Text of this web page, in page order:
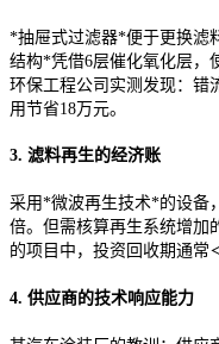
*抽屉式过滤器*便于更换滤
结构*凭借6层催化氧化层，
环保工程公司实测发现：错
用节省18万元。
3. 滤料再生的经济账
采用*微波再生技术*的设备
倍。但需核算再生系统增加
的项目中，投资回收期通常
4. 供应商的技术响应能力